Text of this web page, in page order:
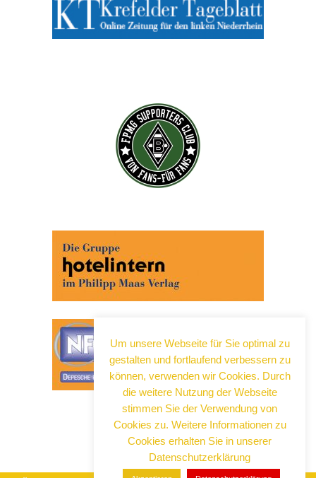
Abonnieren Sie jetzt unseren Newsletter!
Wenn Sie noch mehr wissen wollen, tragen Sie sich
vertiefende Infos zu gesellschaftlichen
Entwicklungen, Kulinarik, Kunst und Kultur in Neuss!
Wir senden keinen Spam! Erfahre mehr in unserer
Um unsere Webseite für Sie optimal zu
gestalten und fortlaufend verbessern zu
können, verwenden wir Cookies. Durch
die weitere Nutzung der Webseite
stimmen Sie der Verwendung von
Cookies zu. Weitere Informationen zu
Cookies erhalten Sie in unserer
Datenschutzerklärung